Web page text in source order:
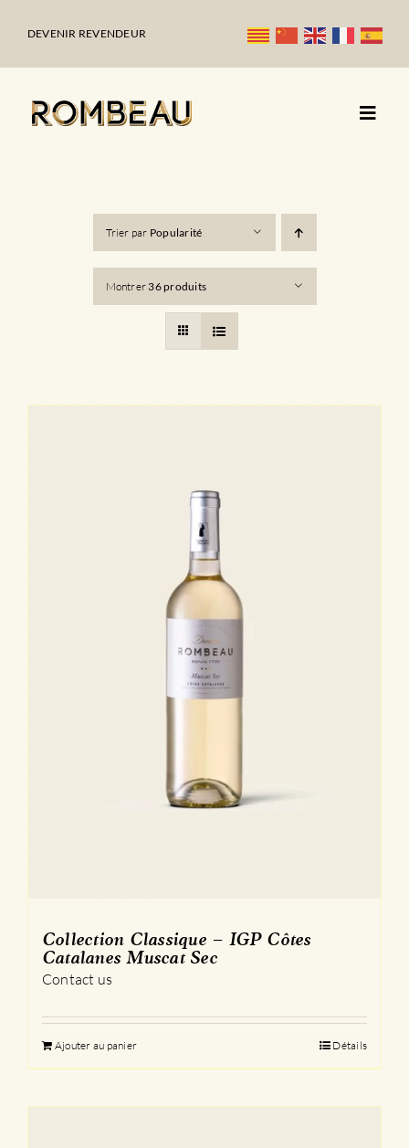
DEVENIR REVENDEUR
Trier par Popularité
Montrer 36 produits
Collection Classique – IGP Côtes
Catalanes Muscat Sec
Contact us
Ajouter au panier Détails